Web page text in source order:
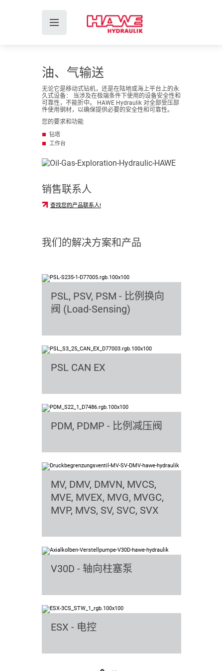
油、气输送
无论它是移动式钻机，还是在陆地或海上平台上的永
久式设备： 当涉及在极端条件下使用的设备安全性和
可靠性，不能折中。 HAWE Hydraulik 对全部受压部
件使用钢材，以确保提供必要的安全性和可靠性。
您的要求和功能
钻塔
工作台
销售联系人
查找您的产品联系人!
我们的解决方案和产品
PSL, PSV, PSM - 比例换向
阀 (Load-Sensing)
PSL CAN EX
PDM, PDMP - 比例减压阀
MV, DMV, DMVN, MVCS,
MVE, MVEX, MVG, MVGC,
MVP, MVS, SV, SVC, SVX
V30D - 轴向柱塞泵
ESX - 电控